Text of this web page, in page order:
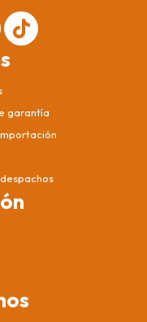
garantía